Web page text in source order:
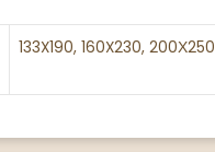
133X190, 160X230, 200Χ250